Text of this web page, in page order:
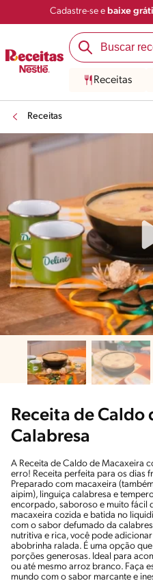
Cadastre-se e baixe
Receitas
Receitas
Salvar
Receita de Caldo
Calabresa
A Receita de Caldo de Macaxeira
erro! Receita perfeita para os dias
Preparado com macaxeira
aipim), linguiça calabresa e
encorpado, saboroso e muito fácil
macaxeira cozida e batida no
com o sabor defumado da
nutritiva e rica, você pode
abobrinha ralada. É uma opção
porções generosas. Ideal para
ou até mesmo arroz branco. Faça
mundo com o sabor marcante e